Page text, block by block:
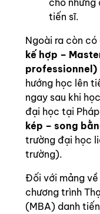
cho những
tiến sĩ.
Ngoài ra còn
kế hợp –
professionnel)
hướng học lên
ngay sau khi
đại học tại
kép – song
trường đại học
trường).
Đối với mảng
chương trình
(MBA) danh